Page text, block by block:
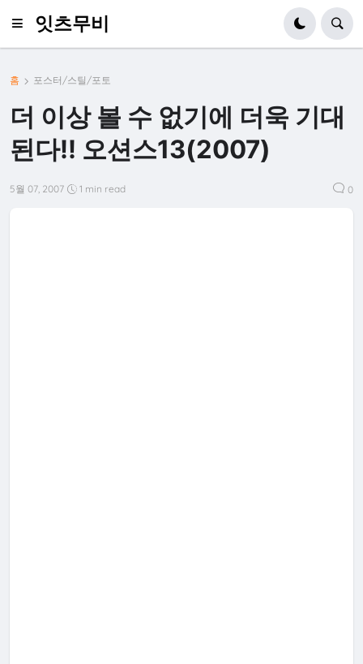
잇츠무비
홈 포스터/스틸/포토
더 이상 볼 수 없기에 더욱 기대
된다!! 오션스13(2007)
5월 07, 2007 1 min read 0